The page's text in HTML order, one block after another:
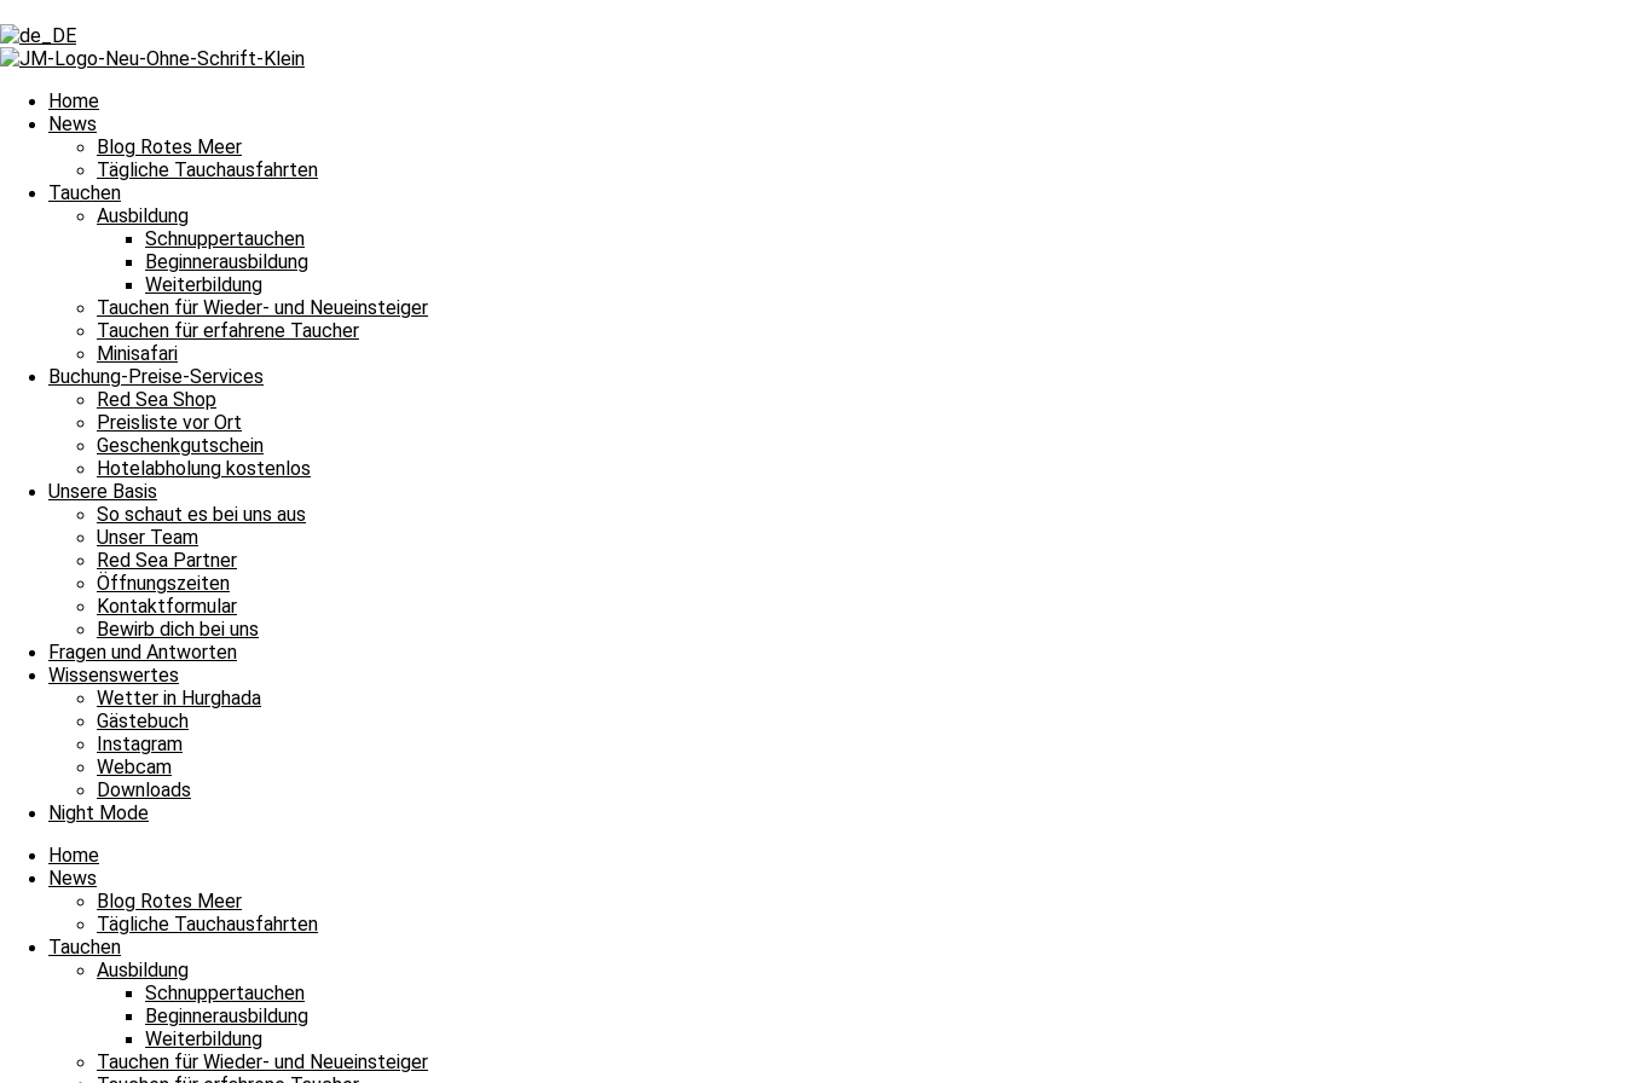
Home
News
Blog Rotes Meer
Tägliche Tauchausfahrten
Tauchen
Ausbildung
Schnuppertauchen
Beginnerausbildung
Weiterbildung
Tauchen für Wieder- und Neueinsteiger
Tauchen für erfahrene Taucher
Minisafari
Buchung-Preise-Services
Red Sea Shop
Preisliste vor Ort
Geschenkgutschein
Hotelabholung kostenlos
Unsere Basis
So schaut es bei uns aus
Unser Team
Red Sea Partner
Öffnungszeiten
Kontaktformular
Bewirb dich bei uns
Fragen und Antworten
Wissenswertes
Wetter in Hurghada
Gästebuch
Instagram
Webcam
Downloads
Night Mode
Home
News
Blog Rotes Meer
Tägliche Tauchausfahrten
Tauchen
Ausbildung
Schnuppertauchen
Beginnerausbildung
Weiterbildung
Tauchen für Wieder- und Neueinsteiger
Schlagwort: Petra
Schlagwort: Petra
Blog Rotes Meer
Dekobier mit Helle, Tobi, Petra und Khaled
Dekobier mit Helle, Tobi, Petra und Khaled Wir haben uns gedacht, wenn wir schon nicht mit euch vor Ort das
Weiterlesen »
4. März 2021Keine Kommentare
Impressum
Datenschutz
Kontakt
Stellenangebote / Jobsuche
Red Sea Partner
Red Sea Shop
News
Unsere Basis
Tauchen
Fragen und Antworten
Envelope Facebook Youtube Instagram
James & Mac Diving Center
Giftun Azur Resort
0000 Hurghada / Red Sea / Egypt
Tel: +20 122 311 8923
Tel Büro: +20 65 3463003